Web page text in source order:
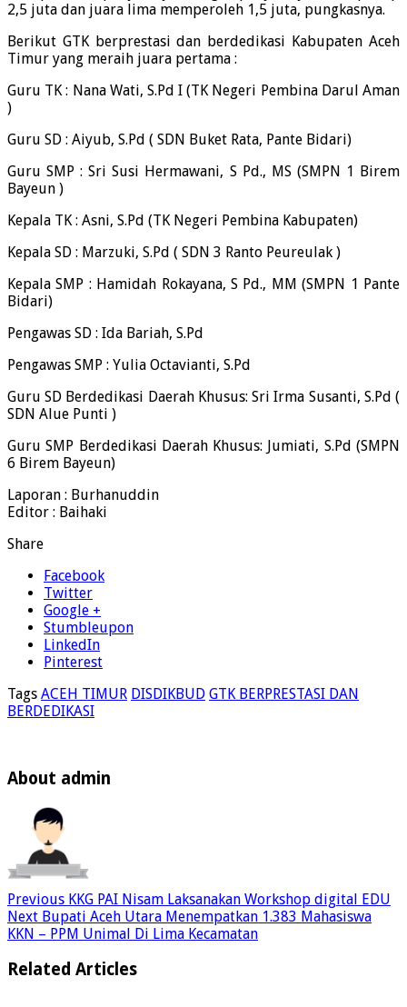
2,5 juta dan juara lima memperoleh 1,5 juta, pungkasnya.
Berikut GTK berprestasi dan berdedikasi Kabupaten Aceh
Timur yang meraih juara pertama :
Guru TK : Nana Wati, S.Pd I (TK Negeri Pembina Darul Aman
)
Guru SD : Aiyub, S.Pd ( SDN Buket Rata, Pante Bidari)
Guru SMP : Sri Susi Hermawani, S Pd., MS (SMPN 1 Birem
Bayeun )
Kepala TK : Asni, S.Pd (TK Negeri Pembina Kabupaten)
Kepala SD : Marzuki, S.Pd ( SDN 3 Ranto Peureulak )
Kepala SMP : Hamidah Rokayana, S Pd., MM (SMPN 1 Pante
Bidari)
Pengawas SD : Ida Bariah, S.Pd
Pengawas SMP : Yulia Octavianti, S.Pd
Guru SD Berdedikasi Daerah Khusus: Sri Irma Susanti, S.Pd (
SDN Alue Punti )
Guru SMP Berdedikasi Daerah Khusus: Jumiati, S.Pd (SMPN
6 Birem Bayeun)
Laporan : Burhanuddin
Editor : Baihaki
Share
Facebook
Twitter
Google +
Stumbleupon
LinkedIn
Pinterest
Tags ACEH TIMUR DISDIKBUD GTK BERPRESTASI DAN
BERDEDIKASI
About admin
Previous KKG PAI Nisam Laksanakan Workshop digital EDU
Next Bupati Aceh Utara Menempatkan 1.383 Mahasiswa
KKN – PPM Unimal Di Lima Kecamatan
Related Articles